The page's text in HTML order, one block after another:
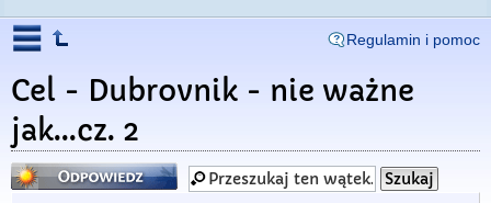
Regulamin i pomoc
Cel - Dubrovnik - nie ważne
jak...cz. 2
Odpowiedz